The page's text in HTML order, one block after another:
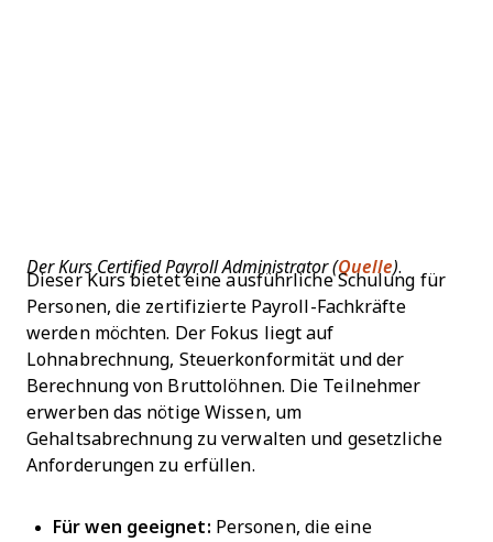
Der Kurs Certified Payroll Administrator (Quelle).
Dieser Kurs bietet eine ausführliche Schulung für
Personen, die zertifizierte Payroll-Fachkräfte
werden möchten. Der Fokus liegt auf
Lohnabrechnung, Steuerkonformität und der
Berechnung von Bruttolöhnen. Die Teilnehmer
erwerben das nötige Wissen, um
Gehaltsabrechnung zu verwalten und gesetzliche
Anforderungen zu erfüllen.
Für wen geeignet: Personen, die eine